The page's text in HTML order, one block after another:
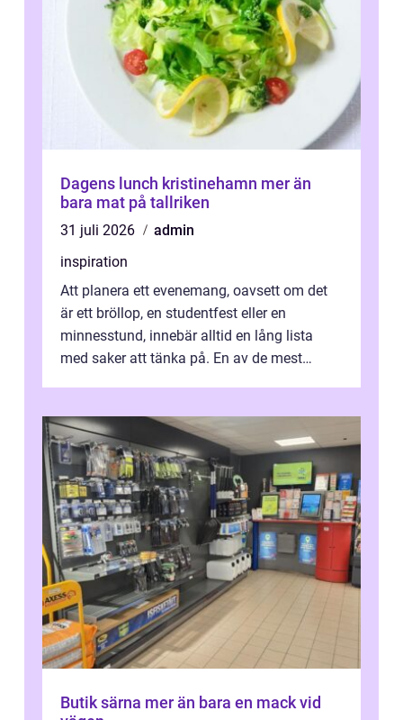
Dagens lunch kristinehamn mer än
bara mat på tallriken
31 juli 2026
admin
inspiration
Att planera ett evenemang, oavsett om det
är ett bröllop, en studentfest eller en
minnesstund, innebär alltid en lång lista
med saker att tänka på. En av de mest
Butik särna mer än bara en mack vid